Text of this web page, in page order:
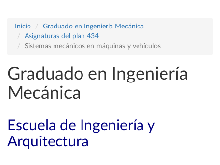
Inicio
Graduado en Ingeniería Mecánica
Asignaturas del plan 434
Sistemas mecánicos en máquinas y vehículos
Graduado en Ingeniería
Mecánica
Escuela de Ingeniería y
Arquitectura